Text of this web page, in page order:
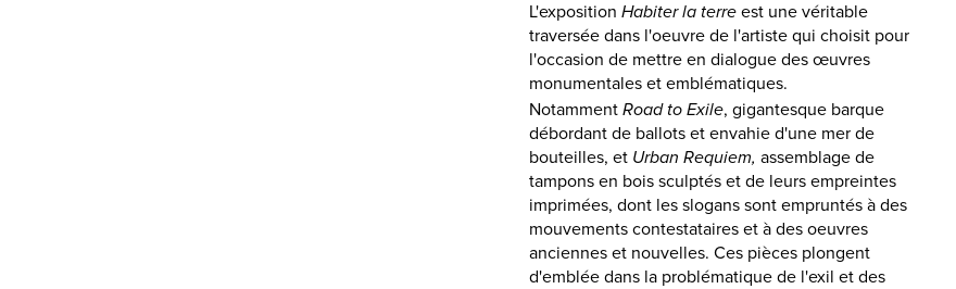
L'exposition Habiter la terre est une véritable
traversée dans l'oeuvre de l'artiste qui choisit pour
l'occasion de mettre en dialogue des œuvres
monumentales et emblématiques.
Notamment Road to Exile, gigantesque barque
débordant de ballots et envahie d'une mer de
bouteilles, et Urban Requiem, assemblage de
tampons en bois sculptés et de leurs empreintes
imprimées, dont les slogans sont empruntés à des
mouvements contestataires et à des oeuvres
anciennes et nouvelles. Ces pièces plongent
d'emblée dans la problématique de l'exil et des